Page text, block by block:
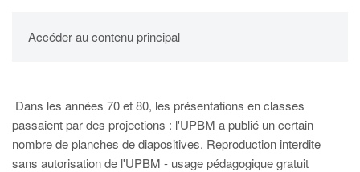
Accéder au contenu principal
UPBM
Dans les années 70 et 80, les présentations en classes
passaient par des projections : l'UPBM a publié un certain
nombre de planches de diapositives. Reproduction interdite
sans autorisation de l'UPBM - usage pédagogique gratuit